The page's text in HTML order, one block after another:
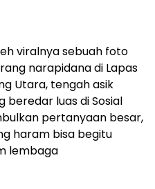
viralnya sebuah foto
narapidana di Lapas
Utara, tengah asik
beredar luas di Sosial
pertanyaan besar,
haram bisa begitu
lembaga